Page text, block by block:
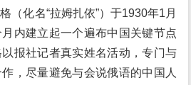
（化名“拉姆扎依”）于1930年1月
内建立起一个遍布中国关键节点
报社记者真实姓名活动，专门与
，尽量避免与会说俄语的中国人